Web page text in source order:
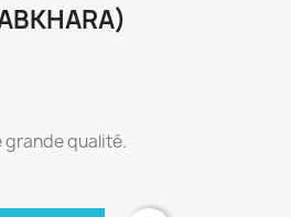
grande qualité.